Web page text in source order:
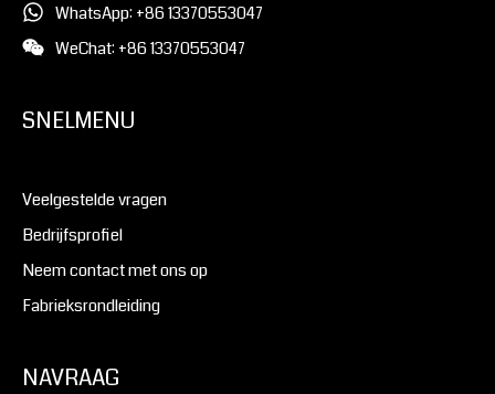
WhatsApp: +86 13370553047
WeChat: +86 13370553047
SNELMENU
Veelgestelde vragen
Bedrijfsprofiel
Neem contact met ons op
Fabrieksrondleiding
NAVRAAG